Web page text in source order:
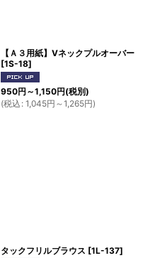
【Ａ３用紙】Vネックプルオーバー
[1S-18]
950円 ～1,150円(税別)
(税込 : 1,045円 ～1,265円)
タックフリルブラウス [1L-137]